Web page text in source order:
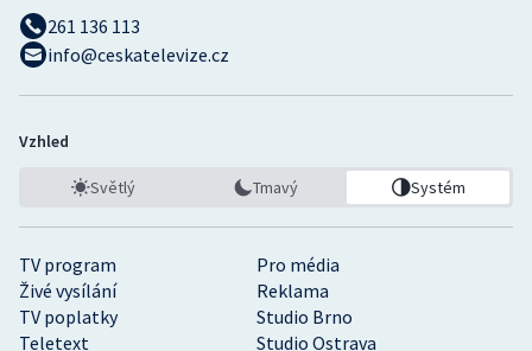
TV program
Pro média
Živé vysílání
Reklama
TV poplatky
Studio Brno
Teletext
Studio Ostrava
261 136 113
info@ceskatelevize.cz
Vzhled
Světlý Tmavý Systém